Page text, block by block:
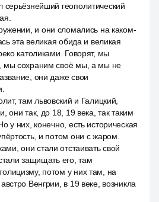
геополитический
и они сломались на каком-
эта великая обида и великая
католиками. Говорят, мы
мы сохраним своё мы, а мы не
они даже свои
там львовский и Галицкий,
они так, до 18, 19 века, так таким
у них, конечно, есть историческая
и потом они с жаром.
они стали отстаивать свой
защищать его, там
потом у них там, на
Венгрии, в 19 веке, возникла